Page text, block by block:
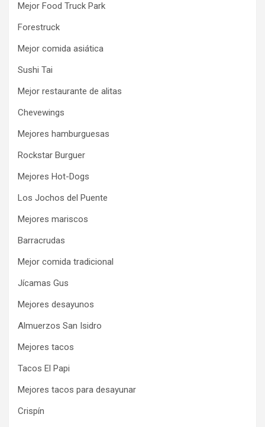
Mejor Food Truck Park
Forestruck
Mejor comida asiática
Sushi Tai
Mejor restaurante de alitas
Chevewings
Mejores hamburguesas
Rockstar Burguer
Mejores Hot-Dogs
Los Jochos del Puente
Mejores mariscos
Barracrudas
Mejor comida tradicional
Jícamas Gus
Mejores desayunos
Almuerzos San Isidro
Mejores tacos
Tacos El Papi
Mejores tacos para desayunar
Crispín